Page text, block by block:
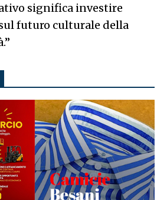
significa investire
futuro culturale della